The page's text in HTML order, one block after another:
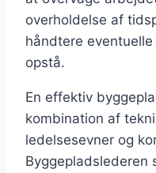
overholdelse af
håndtere
opstå.
En effektiv
kombination af
ledelsesevner og
Byggepladslederen